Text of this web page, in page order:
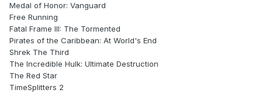
Medal of Honor: Vanguard
Free Running
Fatal Frame III: The Tormented
Pirates of the Caribbean: At World's End
Shrek The Third
The Incredible Hulk: Ultimate Destruction
The Red Star
TimeSplitters 2